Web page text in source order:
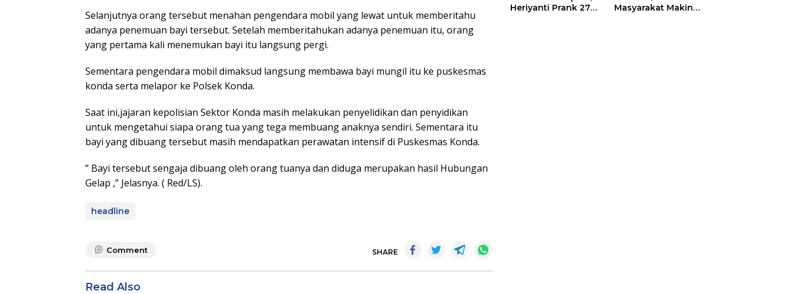
Selanjutnya orang tersebut menahan pengendara mobil yang lewat untuk memberitahu
adanya penemuan bayi tersebut. Setelah memberitahukan adanya penemuan itu, orang
yang pertama kali menemukan bayi itu langsung pergi.
Sementara pengendara mobil dimaksud langsung membawa bayi mungil itu ke puskesmas
konda serta melapor ke Polsek Konda.
Saat ini,jajaran kepolisian Sektor Konda masih melakukan penyelidikan dan penyidikan
untuk mengetahui siapa orang tua yang tega membuang anaknya sendiri. Sementara itu
bayi yang dibuang tersebut masih mendapatkan perawatan intensif di Puskesmas Konda.
” Bayi tersebut sengaja dibuang oleh orang tuanya dan diduga merupakan hasil Hubungan
Gelap ,” Jelasnya. ( Red/LS).
headline
Comment SHARE
Read Also
Heriyanti Prank 270
Masyarakat Makin